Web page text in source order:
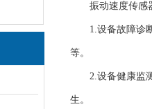
振动速度传感器
1.设备故障诊断
等。
2.设备健康监测
生。